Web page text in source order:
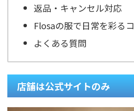
返品・キャンセル対応
Flosaの服で日常を彩る
よくある質問
店舗は公式サイトのみ